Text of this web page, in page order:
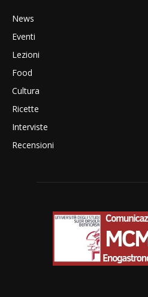
News
Eventi
Lezioni
Food
Cultura
Ricette
Interviste
Recensioni